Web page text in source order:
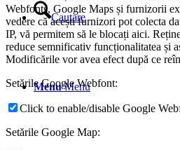
Cautare
Menu Menu
Webfonts, Google Maps și furnizorii
vedere că acești furnizori pot colecta
IP, vă permitem să le blocați aici.
reduce semnificativ funcționalitatea și
Modificările vor avea efect după ce
Setările Google Webfont:
Click to enable/disable Google
Setările Google Map: